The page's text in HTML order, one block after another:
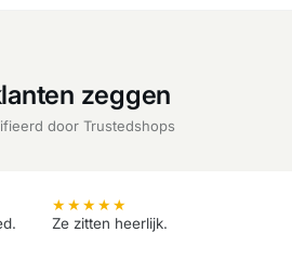
zeggen
door Trustedshops
★★★★★
Ze zitten heerlijk.